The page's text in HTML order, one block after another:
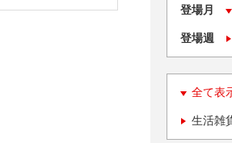
登場月
登場週
全て表
生活雑